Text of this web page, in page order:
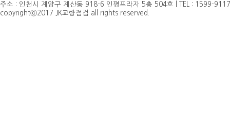
주소 : 인천시 계양구 계산동 918-6 인평프라자 5층 504호 | TEL : 1599-
copyrightⓒ2017 JK교량점검 all rights reserved.